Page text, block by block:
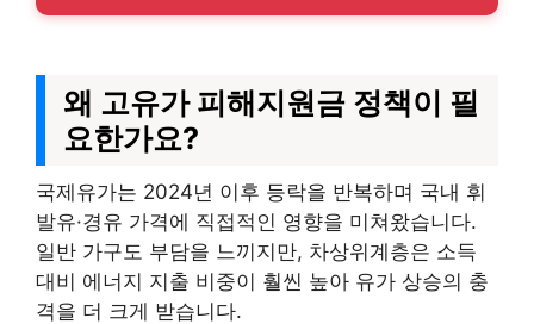
왜 고유가 피해지원금 정책이 필
요한가요?
국제유가는 2024년 이후 등락을 반복하며 국내 휘
발유·경유 가격에 직접적인 영향을 미쳐왔습니다.
일반 가구도 부담을 느끼지만, 차상위계층은 소득
대비 에너지 지출 비중이 훨씬 높아 유가 상승의 충
격을 더 크게 받습니다.